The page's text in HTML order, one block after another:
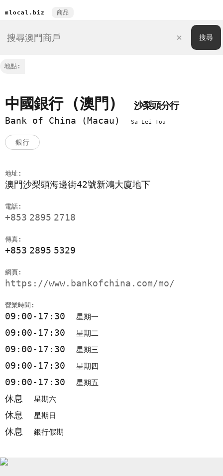
mlocal.biz 商品
地點:
中國銀行 (澳門)
沙梨頭分行
Bank of China (Macau)
Sa Lei Tou
銀行
地址:
澳門沙梨頭海邊街42號新鴻大廈地下
電話:
+853 2895 2718
傳真:
+853 2895 5329
網頁:
https://www.bankofchina.com/mo/
營業時間:
09:00-17:30 星期一
09:00-17:30 星期二
09:00-17:30 星期三
09:00-17:30 星期四
09:00-17:30 星期五
休息 星期六
休息 星期日
休息 銀行假期